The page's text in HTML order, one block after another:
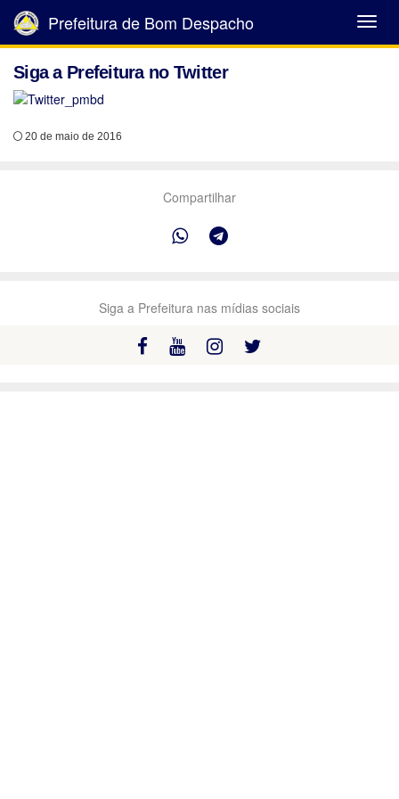
Abrir
Menu
Prefeitura de Bom Despacho
Siga a Prefeitura no Twitter
20 de maio de 2016
Compartilhar
Siga a Prefeitura nas mídias sociais